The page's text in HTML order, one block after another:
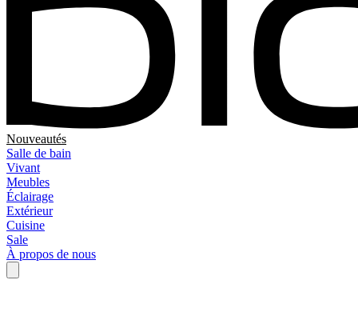
Nouveautés
Salle de bain
Vivant
Meubles
Éclairage
Extérieur
Cuisine
Sale
À propos de nous